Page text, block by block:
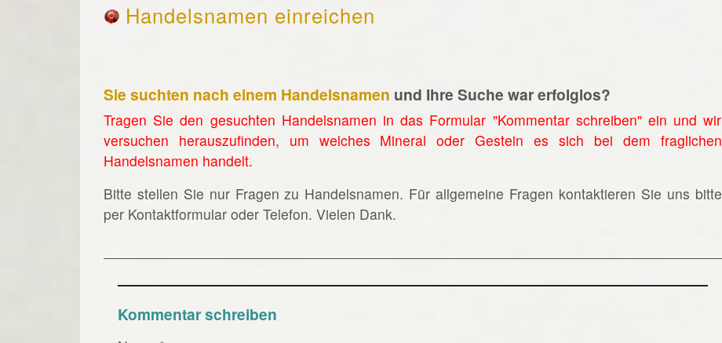
Handelsnamen einreichen
Sie suchten nach einem Handelsnamen und Ihre Suche war erfolglos?
Tragen Sie den gesuchten Handelsnamen in das Formular "Kommentar schreiben" ein und wir
versuchen herauszufinden, um welches Mineral oder Gestein es sich bei dem fraglichen
Handelsnamen handelt.
Bitte stellen Sie nur Fragen zu Handelsnamen. Für allgemeine Fragen kontaktieren Sie uns bitte
per Kontaktformular oder Telefon. Vielen Dank.
Kommentar schreiben